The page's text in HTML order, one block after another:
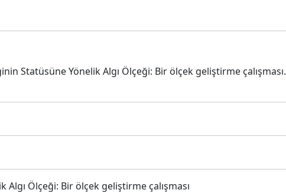
Statüsüne Yönelik Algı Ölçeği: Bir ölçek geliştirme çalışması.
Ölçeği: Bir ölçek geliştirme çalışması